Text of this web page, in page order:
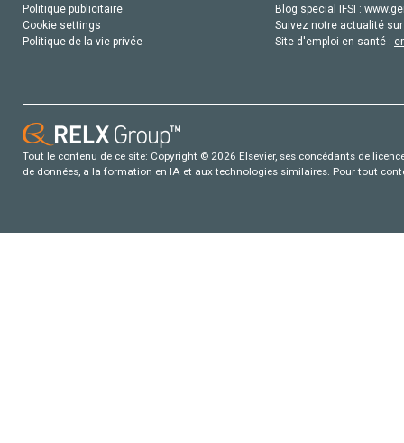
Politique publicitaire
Cookie settings
Politique de la vie privée
Blog special IFSI :
Suivez notre actualité
Site d'emploi en santé :
Tout le contenu de ce site: Copyright © 2026 Elsevier, ses concédants de
de données, a la formation en IA et aux technologies similaires. Pour tout